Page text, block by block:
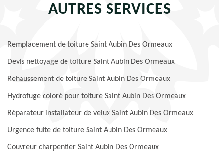
AUTRES SERVICES
Remplacement de toiture Saint Aubin Des Ormeaux
Devis nettoyage de toiture Saint Aubin Des Ormeaux
Rehaussement de toiture Saint Aubin Des Ormeaux
Hydrofuge coloré pour toiture Saint Aubin Des Ormeaux
Réparateur installateur de velux Saint Aubin Des Ormeaux
Urgence fuite de toiture Saint Aubin Des Ormeaux
Couvreur charpentier Saint Aubin Des Ormeaux